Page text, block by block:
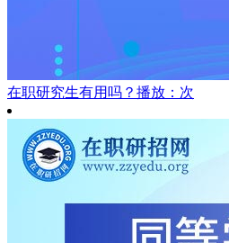
在职研究生有用吗？ 播放：次